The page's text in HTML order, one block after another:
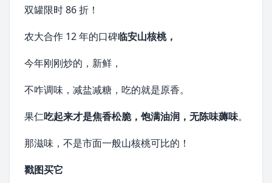
双罐限时 86 折！
农大合作 12 年的口碑临安山核桃，
今年刚刚炒的，新鲜，
不咋调味，减盐减糖，吃的就是原香。
果仁吃起来才是焦香松脆，饱满油润，无陈味薅味。
那滋味，不是市面一般山核桃可比的！
戳图买它